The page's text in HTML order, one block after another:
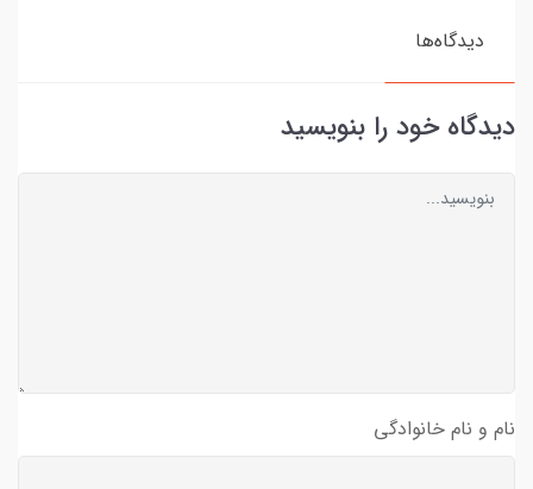
دیدگاه‌ها
دیدگاه خود را بنویسید
نام و نام خانوادگی